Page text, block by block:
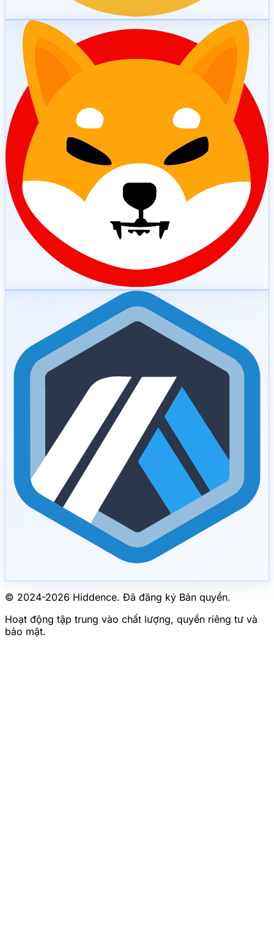
© 2024-2026 Hiddence. Đã đăng ký Bản quyền.
Hoạt động tập trung vào chất lượng, quyền riêng tư và
bảo mật.